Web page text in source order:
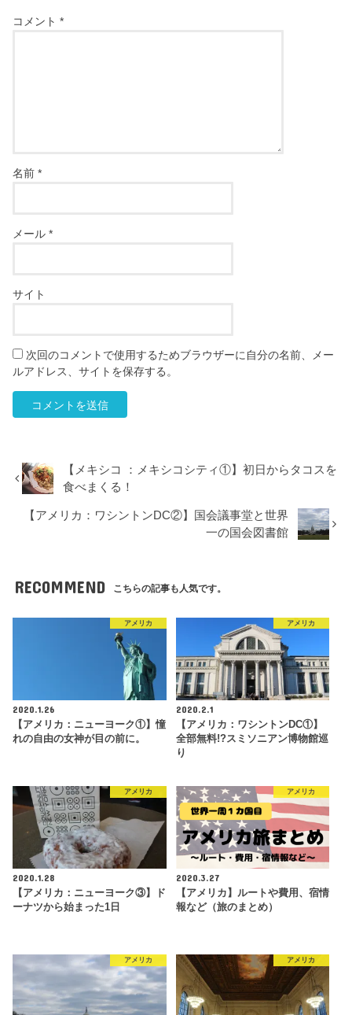
コメント*
名前*
メール*
サイト
次回のコメントで使用するためブラウザーに自分の名前、メー
ルアドレス、サイトを保存する。
【メキシコ ：メキシコシティ①】初日からタコスを
食べまくる！
【アメリカ：ワシントンDC②】国会議事堂と世界
一の国会図書館
RECOMMEND こちらの記事も人気です。
アメリカ
2020.1.26
【アメリカ：ニューヨーク①】憧
れの自由の女神が目の前に。
アメリカ
2020.2.1
【アメリカ：ワシントンDC①】
全部無料!?スミソニアン博物館巡
り
アメリカ
2020.1.28
【アメリカ：ニューヨーク③】ド
ーナツから始まった1日
アメリカ
2020.3.27
【アメリカ】ルートや費用、宿情
報など（旅のまとめ）
アメリカ アメリカ